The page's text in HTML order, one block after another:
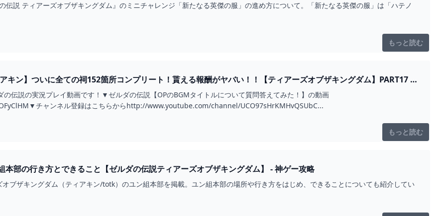
説 ティアーズオブザキングダム』のミニチャレンジ「新たなる英傑の服」の進め方について。「新たなる英傑の服」は「ハテノ
もっと読む
キン】ついに全ての祠152箇所コンプリート！貰える報酬がヤバい！！【ティアーズオブザキングダム】PART17 -
伝説の実況プレイ動画です！▼ゼルダの伝説【OPのBGMタイトルについて質問答えてみた！】の動画
チャンネル登録はこちらからhttp://www.youtube.com/channel/UCO97sHrKMHvQSUbC...
もっと読む
本部の行き方とできること【ゼルダの伝説ティアーズオブザキングダム】 - 神ゲー攻略
ブザキングダム（ティアキン/totk）のユン組本部を掲載。ユン組本部の場所や行き方をはじめ、できることについても紹介してい